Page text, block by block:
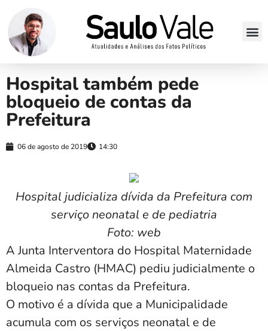
Hospital também pede
bloqueio de contas da
Prefeitura
06 de agosto de 2019 14:30
Hospital judicializa dívida da Prefeitura com
serviço neonatal e de pediatria
Foto: web
A Junta Interventora do Hospital Maternidade
Almeida Castro (HMAC) pediu judicialmente o
bloqueio nas contas da Prefeitura.
O motivo é a dívida que a Municipalidade
acumula com os serviços neonatal e de